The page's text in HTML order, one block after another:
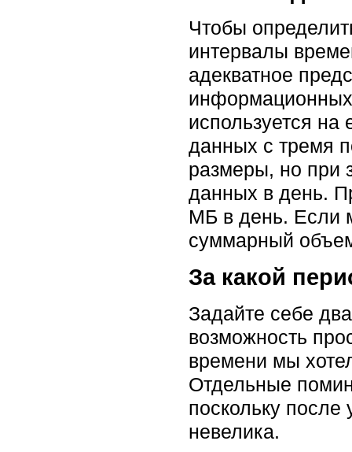
Чтобы
интервалы
адекватное
информационных
используется
данных с тремя
размеры, но при
данных в день.
МБ в день. Если
суммарный
За какой
Задайте себе
возможность
времени мы
Отдельные
поскольку
невелика.